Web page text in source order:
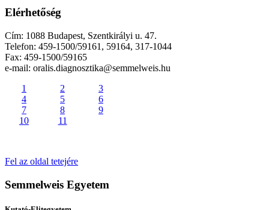
Elérhetőség
Cím: 1088 Budapest, Szentkirályi u. 47.
Telefon: 459-1500/59161, 59164, 317-1044
Fax: 459-1500/59165
e-mail: oralis.diagnosztika@semmelweis.hu
1
2
3
4
5
6
7
8
9
10
11
Fel az oldal tetejére
Semmelweis Egyetem